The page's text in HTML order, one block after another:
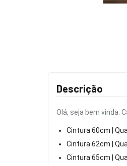
Descrição
Olá, seja bem vinda.
Cintura 60cm |
Cintura 62cm |
Cintura 65cm |